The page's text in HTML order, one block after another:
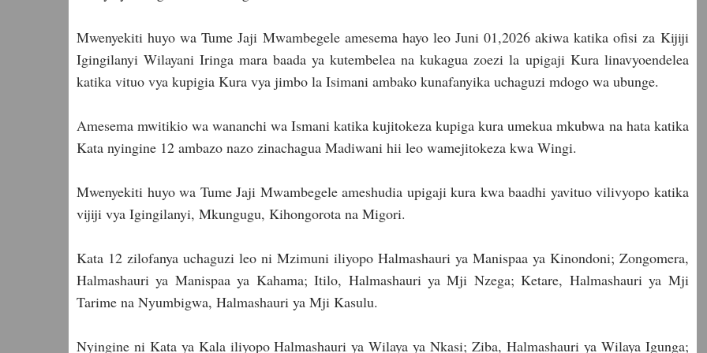
Mwenyekiti huyo wa Tume Jaji Mwambegele amesema hayo leo Juni 01,2026 akiwa katika ofisi za Kijiji
Igingilanyi Wilayani Iringa mara baada ya kutembelea na kukagua zoezi la upigaji Kura linavyoendelea
katika vituo vya kupigia Kura vya jimbo la Isimani ambako kunafanyika uchaguzi mdogo wa ubunge.
Amesema mwitikio wa wananchi wa Ismani katika kujitokeza kupiga kura umekua mkubwa na hata katika
Kata nyingine 12 ambazo nazo zinachagua Madiwani hii leo wamejitokeza kwa Wingi.
Mwenyekiti huyo wa Tume Jaji Mwambegele ameshudia upigaji kura kwa baadhi yavituo vilivyopo katika
vijiji vya Igingilanyi, Mkungugu, Kihongorota na Migori.
Kata 12 zilofanya uchaguzi leo ni Mzimuni iliyopo Halmashauri ya Manispaa ya Kinondoni; Zongomera,
Halmashauri ya Manispaa ya Kahama; Itilo, Halmashauri ya Mji Nzega; Ketare, Halmashauri ya Mji
Tarime na Nyumbigwa, Halmashauri ya Mji Kasulu.
Nyingine ni Kata ya Kala iliyopo Halmashauri ya Wilaya ya Nkasi; Ziba, Halmashauri ya Wilaya Igunga;